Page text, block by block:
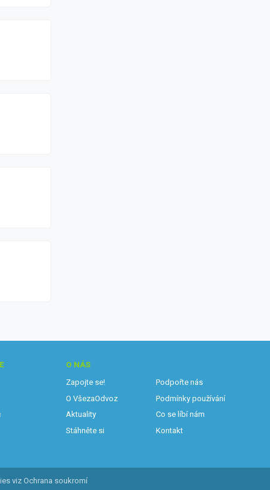
O NÁS
Zapojte se!
O VšezaOdvoz
Aktuality
Stáhněte si
Podpořte nás
Podmínky používání
Co se líbí nám
Kontakt
viz Ochrana soukromí